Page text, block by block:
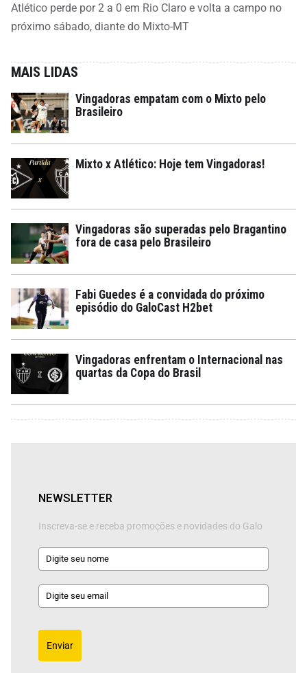
Atlético perde por 2 a 0 em Rio Claro e volta a campo no
próximo sábado, diante do Mixto-MT
MAIS LIDAS
Vingadoras empatam com o Mixto pelo
Brasileiro
Mixto x Atlético: Hoje tem Vingadoras!
Vingadoras são superadas pelo Bragantino
fora de casa pelo Brasileiro
Fabi Guedes é a convidada do próximo
episódio do GaloCast H2bet
Vingadoras enfrentam o Internacional nas
quartas da Copa do Brasil
NEWSLETTER
Inscreva-se e receba promoções e novidades do Galo
Enviar